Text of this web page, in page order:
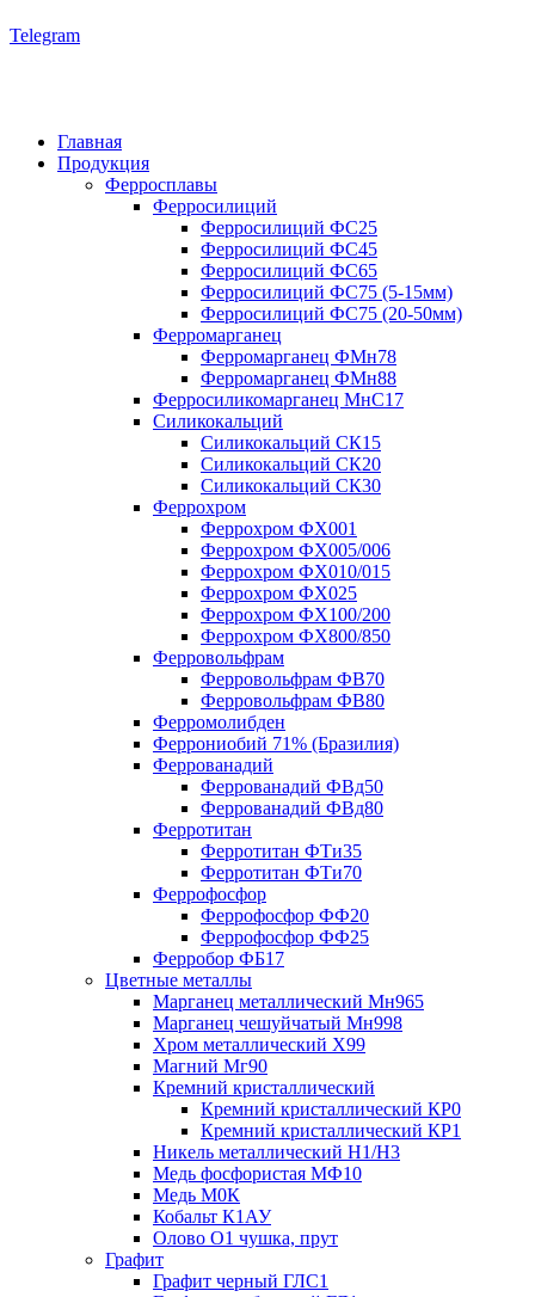
Telegram
Главная
Продукция
Ферросплавы
Ферросилиций
Ферросилиций ФС25
Ферросилиций ФС45
Ферросилиций ФС65
Ферросилиций ФС75 (5-15мм)
Ферросилиций ФС75 (20-50мм)
Ферромарганец
Ферромарганец ФМн78
Ферромарганец ФМн88
Ферросиликомарганец МнС17
Силикокальций
Силикокальций СК15
Силикокальций СК20
Силикокальций СК30
Феррохром
Феррохром ФХ001
Феррохром ФХ005/006
Феррохром ФХ010/015
Феррохром ФХ025
Феррохром ФХ100/200
Феррохром ФХ800/850
Ферровольфрам
Ферровольфрам ФВ70
Ферровольфрам ФВ80
Ферромолибден
Феррониобий 71% (Бразилия)
Феррованадий
Феррованадий ФВд50
Феррованадий ФВд80
Ферротитан
Ферротитан ФТи35
Ферротитан ФТи70
Феррофосфор
Феррофосфор ФФ20
Феррофосфор ФФ25
Ферробор ФБ17
Цветные металлы
Марганец металлический Мн965
Марганец чешуйчатый Мн998
Хром металлический Х99
Магний Мг90
Кремний кристаллический
Кремний кристаллический КР0
Кремний кристаллический КР1
Никель металлический Н1/Н3
Медь фосфористая МФ10
Медь М0К
Кобальт К1АУ
Олово О1 чушка, прут
Графит
Графит черный ГЛС1